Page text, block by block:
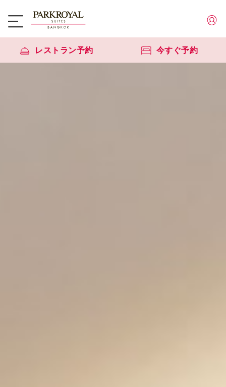
レストラン予約 今すぐ予約